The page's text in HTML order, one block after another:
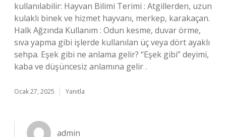
kullanılabilir: Hayvan Bilimi Terimi : Atgillerden, uzun
kulaklı binek ve hizmet hayvanı, merkep, karakaçan.
Halk Ağzında Kullanım : Odun kesme, duvar örme,
sıva yapma gibi işlerde kullanılan üç veya dört ayaklı
sehpa. Eşek gibi ne anlama gelir? “Eşek gibi” deyimi,
kaba ve düşüncesiz anlamına gelir .
Ocak 27, 2025 Yanıtla
admin